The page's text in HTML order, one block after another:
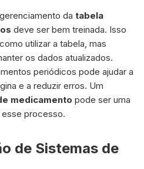
da tabela
deve ser bem treinada. Isso
utilizar a tabela, mas
os dados atualizados.
periódicos pode ajudar a
e a reduzir erros. Um
medicamento pode ser uma
processo.
de Sistemas de